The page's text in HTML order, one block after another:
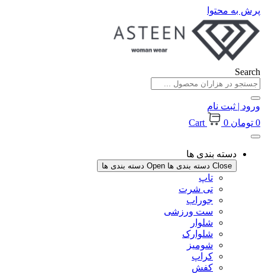
پرش به محتوا
Search
ورود | ثبت نام
0 تومان 0
Cart
دسته بندی ها
Close دسته بندی ها Open دسته بندی ها
تاپ
تی شرت
جوراب
ست ورزشی
شلوار
شلوارک
شومیز
کراپ
کفش